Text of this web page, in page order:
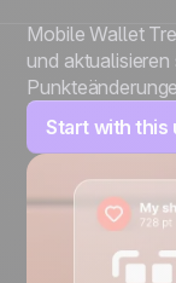
Mobile Wallet
und aktualisieren
Start with this